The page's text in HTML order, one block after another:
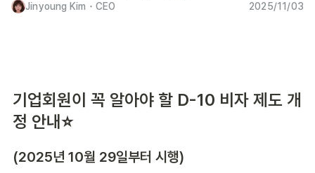
Jinyoung Kim ･ CEO 2025/11/03
기업회원이 꼭 알아야 할 D-10 비자 제도 개
정 안내⭐️
(2025년 10월 29일부터 시행)